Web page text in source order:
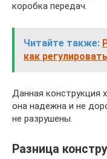
коробка передач.
Читайте также:
как
Данная конструкция
она надежна и не
не разрушены.
Разница